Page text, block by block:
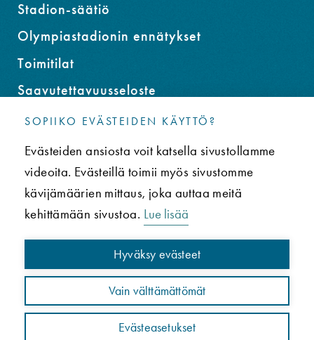
Stadion-säätiö
Olympiastadionin ennätykset
Toimitilat
Saavutettavuusseloste
Usein kysytyt kysymykset (UKK)
Tietosuojaseloste
Paavo Nurmen tie 1, 00250 Helsinki
Info puh. 050 3431619
SOPIIKO EVÄSTEIDEN KÄYTTÖ?
Evästeiden ansiosta voit katsella sivustollamme
videoita. Evästeillä toimii myös sivustomme
kävijämäärien mittaus, joka auttaa meitä
kehittämään sivustoa. Lue lisää
Evästeasetukset
Vain välttämättömät
Hyväksy evästeet